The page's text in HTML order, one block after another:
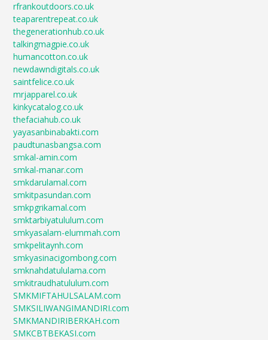
rfrankoutdoors.co.uk
teaparentrepeat.co.uk
thegenerationhub.co.uk
talkingmagpie.co.uk
humancotton.co.uk
newdawndigitals.co.uk
saintfelice.co.uk
mrjapparel.co.uk
kinkycatalog.co.uk
thefaciahub.co.uk
yayasanbinabakti.com
paudtunasbangsa.com
smkal-amin.com
smkal-manar.com
smkdarulamal.com
smkitpasundan.com
smkpgrikamal.com
smktarbiyatululum.com
smkyasalam-elummah.com
smkpelitaynh.com
smkyasinacigombong.com
smknahdatululama.com
smkitraudhatululum.com
SMKMIFTAHULSALAM.com
SMKSILIWANGIMANDIRI.com
SMKMANDIRIBERKAH.com
SMKCBTBEKASI.com